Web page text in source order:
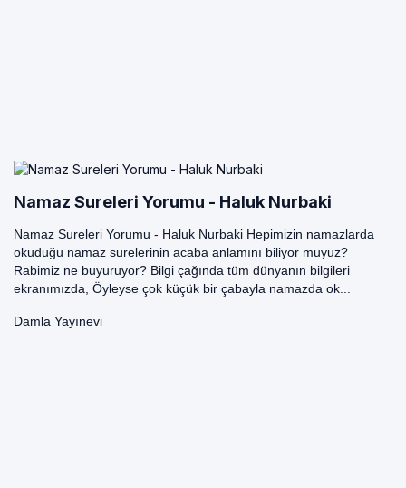
Namaz Sureleri Yorumu - Haluk Nurbaki
Namaz Sureleri Yorumu - Haluk Nurbaki Hepimizin namazlarda
okuduğu namaz surelerinin acaba anlamını biliyor muyuz?
Rabimiz ne buyuruyor? Bilgi çağında tüm dünyanın bilgileri
ekranımızda, Öyleyse çok küçük bir çabayla namazda ok...
Damla Yayınevi